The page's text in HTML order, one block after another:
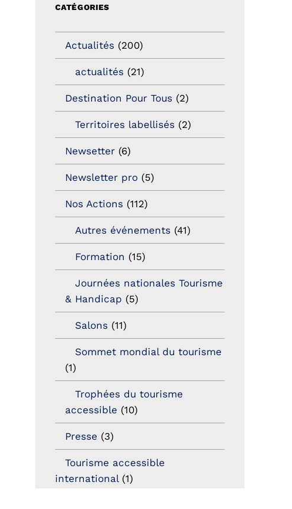
CATÉGORIES
Actualités (200)
actualités (21)
Destination Pour Tous (2)
Territoires labellisés (2)
Newsetter (6)
Newsletter pro (5)
Nos Actions (112)
Autres événements (41)
Formation (15)
Journées nationales Tourisme
& Handicap (5)
Salons (11)
Sommet mondial du tourisme
(1)
Trophées du tourisme
accessible (10)
Presse (3)
Tourisme accessible
international(1)